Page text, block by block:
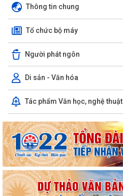
Thông tin chung
Tổ chức bộ máy
Người phát ngôn
Di sản - Văn hóa
Tác phẩm Văn học, nghệ thuật